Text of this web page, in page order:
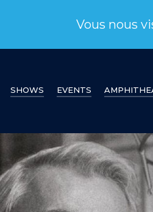
Vous nous
SHOWS EVENTS